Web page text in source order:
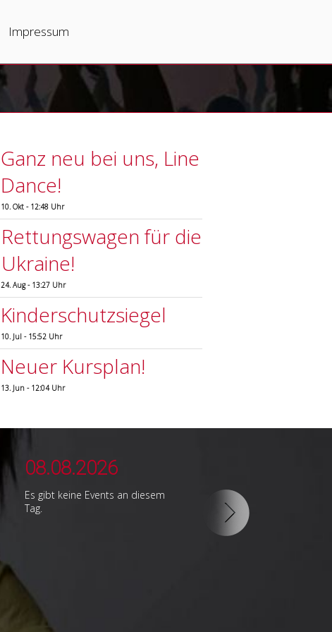
Impressum
Ganz neu bei uns, Line
Dance!
10. Okt - 12:48 Uhr
Rettungswagen für die
Ukraine!
24. Aug - 13:27 Uhr
Kinderschutzsiegel
10. Jul - 15:52 Uhr
Neuer Kursplan!
13. Jun - 12:04 Uhr
08.08.2026
Es gibt keine Events an diesem
Tag.
Hobbygruppe 4
16:00 – 17:15 Uhr
Hobbygruppe 1